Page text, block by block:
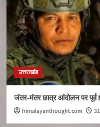
उत्तराखंड
जंतर-मंतर छात्र आंदोलन पर पूर्व
himalayanthought.com